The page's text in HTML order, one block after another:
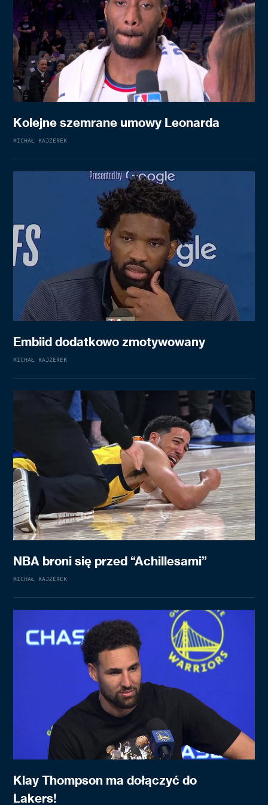
Kolejne szemrane umowy Leonarda
MICHAŁ KAJZEREK
Embiid dodatkowo zmotywowany
MICHAŁ KAJZEREK
NBA broni się przed “Achillesami”
MICHAŁ KAJZEREK
Klay Thompson ma dołączyć do
Lakers!